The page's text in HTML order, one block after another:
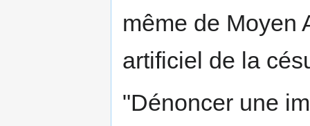
même de Moyen
artificiel de la
"Dénoncer une